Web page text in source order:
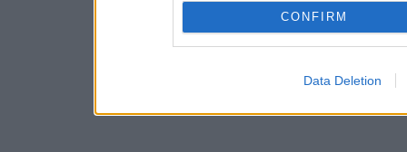
CONFIRM
Data Deletion